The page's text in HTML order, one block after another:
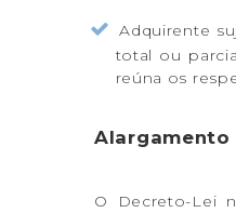
Adquirente
total ou
reúna os
Alargamento
O Decreto-Lei